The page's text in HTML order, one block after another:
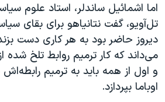
اما اشمائيل ساندلر، استاد علوم
تل‌آويو، گفت نتانياهو برای بقای
ديروز حاضر بود به هر کاری دست
می‌داند که کار ترميم روابط تلخ شده
و اول از همه بايد به ترميم
اوباما بپردازد.